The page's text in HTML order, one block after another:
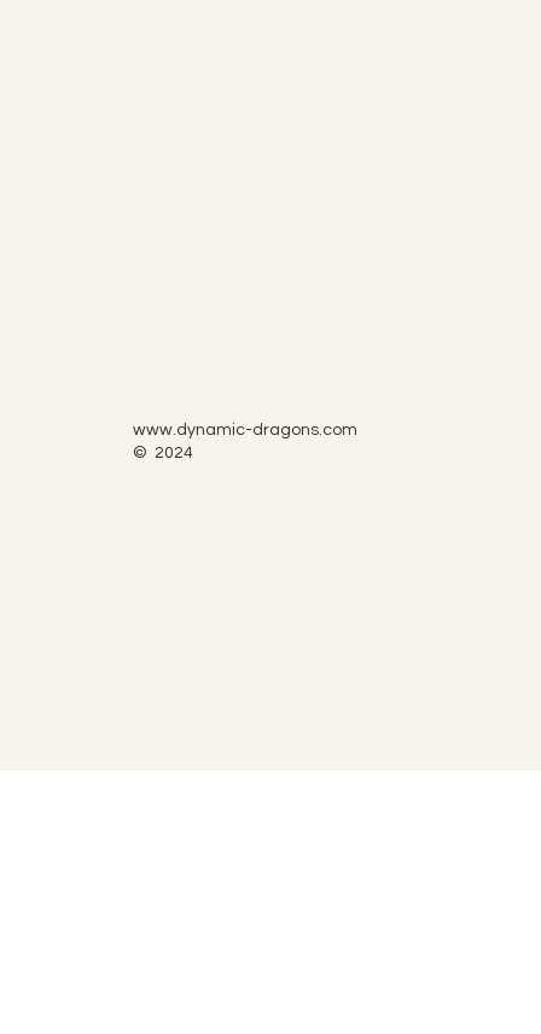
www.dynamic-dragons.com
© 2024